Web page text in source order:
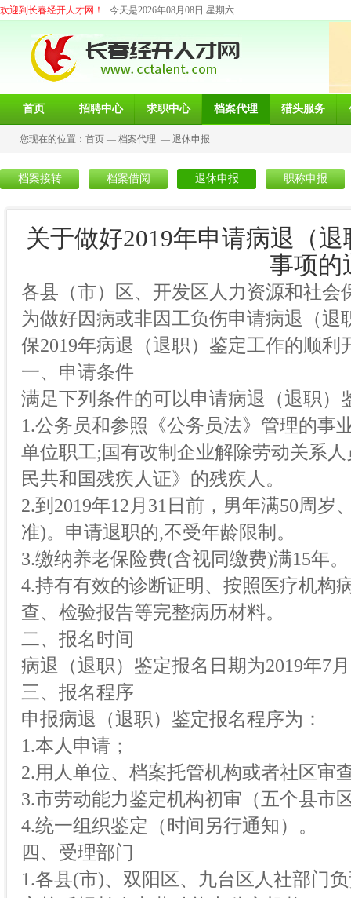
欢迎到长春经开人才网！ 今天是2026年08月08日 星期六
首页 招聘中心 求职中心 档案代理 猎头服务
您现在的位置： 首页 — 档案代理 — 退休申报
档案接转 档案借阅 退休申报 职称申报
关于做好2019年申请病退（
事项的
各县（市）区、开发区人力资源和社会
为做好因病或非因工负伤申请病退（
保2019年病退（退职）鉴定工作的顺
一、申请条件
满足下列条件的可以申请病退（退职）
1.公务员和参照《公务员法》管理的事
单位职工;国有改制企业解除劳动关系
民共和国残疾人证》的残疾人。
2.到2019年12月31日前，男年满50周
准)。申请退职的,不受年龄限制。
3.缴纳养老保险费(含视同缴费)满15年。
4.持有有效的诊断证明、按照医疗机构
查、检验报告等完整病历材料。
二、报名时间
病退（退职）鉴定报名日期为2019年7
三、报名程序
申报病退（退职）鉴定报名程序为：
1.本人申请；
2.用人单位、档案托管机构或者社区审
3.市劳动能力鉴定机构初审（五个县市
4.统一组织鉴定（时间另行通知）。
四、受理部门
1.各县(市)、双阳区、九台区人社部门